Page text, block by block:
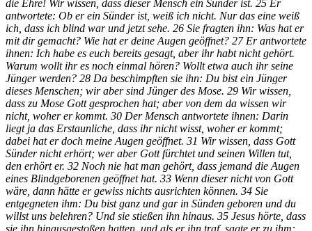
die Ehre! Wir wissen, dass dieser Mensch ein Sünder ist. 25 Er
antwortete: Ob er ein Sünder ist, weiß ich nicht. Nur das eine weiß
ich, dass ich blind war und jetzt sehe. 26 Sie fragten ihn: Was hat er
mit dir gemacht? Wie hat er deine Augen geöffnet? 27 Er antwortete
ihnen: Ich habe es euch bereits gesagt, aber ihr habt nicht gehört.
Warum wollt ihr es noch einmal hören? Wollt etwa auch ihr seine
Jünger werden? 28 Da beschimpften sie ihn: Du bist ein Jünger
dieses Menschen; wir aber sind Jünger des Mose. 29 Wir wissen,
dass zu Mose Gott gesprochen hat; aber von dem da wissen wir
nicht, woher er kommt. 30 Der Mensch antwortete ihnen: Darin
liegt ja das Erstaunliche, dass ihr nicht wisst, woher er kommt;
dabei hat er doch meine Augen geöffnet. 31 Wir wissen, dass Gott
Sünder nicht erhört; wer aber Gott fürchtet und seinen Willen tut,
den erhört er. 32 Noch nie hat man gehört, dass jemand die Augen
eines Blindgeborenen geöffnet hat. 33 Wenn dieser nicht von Gott
wäre, dann hätte er gewiss nichts ausrichten können. 34 Sie
entgegneten ihm: Du bist ganz und gar in Sünden geboren und du
willst uns belehren? Und sie stießen ihn hinaus. 35 Jesus hörte, dass